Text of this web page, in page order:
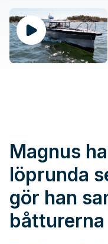
Magnus
löprunda
gör han
båtturerna